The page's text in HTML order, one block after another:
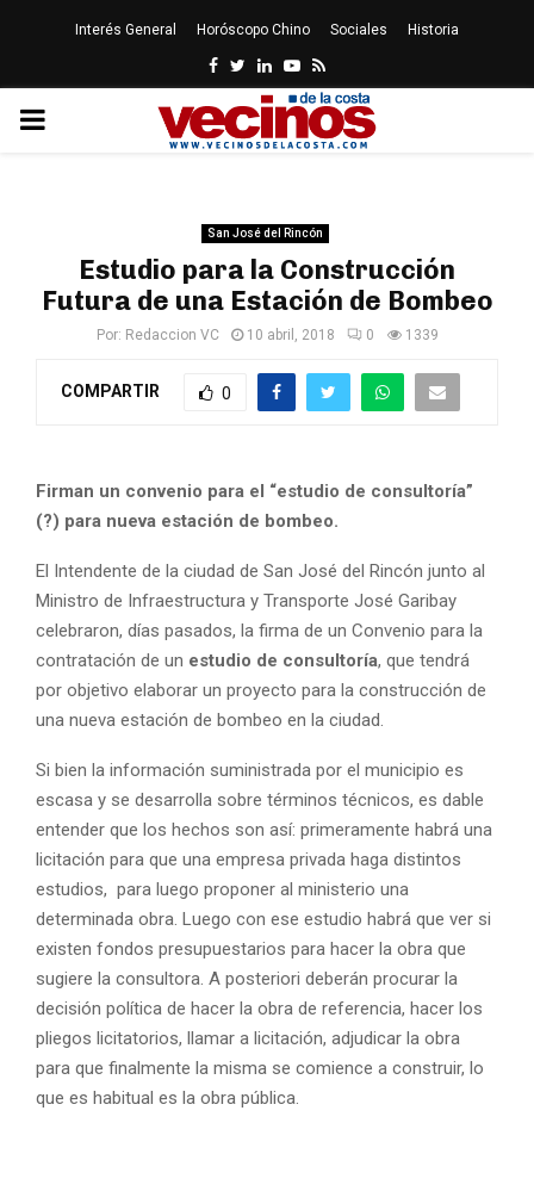
Interés General Horóscopo Chino Sociales Historia
Facebook
Twitter
LinkedinYoutube
Rss
PRIMARY
San José del Rincón
Estudio para la Construcción
Futura de una Estación de Bombeo
Por: Redaccion VC 10 abril, 2018 0 1339
COMPARTIR 0
Firman un convenio para el “estudio de consultoría”
(?) para nueva estación de bombeo.
El Intendente de la ciudad de San José del Rincón junto al
Ministro de Infraestructura y Transporte José Garibay
celebraron, días pasados, la firma de un Convenio para la
contratación de un estudio de consultoría, que tendrá
por objetivo elaborar un proyecto para la construcción de
una nueva estación de bombeo en la ciudad.
Si bien la información suministrada por el municipio es
escasa y se desarrolla sobre términos técnicos, es dable
entender que los hechos son así: primeramente habrá una
licitación para que una empresa privada haga distintos
estudios, para luego proponer al ministerio una
determinada obra. Luego con ese estudio habrá que ver si
existen fondos presupuestarios para hacer la obra que
sugiere la consultora. A posteriori deberán procurar la
decisión política de hacer la obra de referencia, hacer los
pliegos licitatorios, llamar a licitación, adjudicar la obra
para que finalmente la misma se comience a construir, lo
que es habitual es la obra pública.